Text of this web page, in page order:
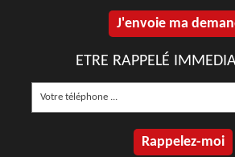
ETRE RAPPELÉ